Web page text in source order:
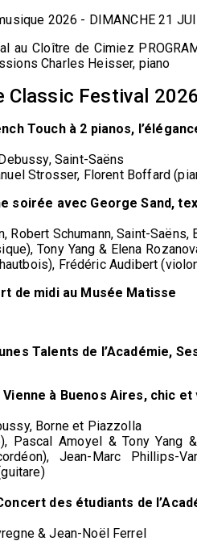
2026 - DIMANCHE 21
au Cloître de Cimiez
Charles Heisser, piano
Classic Festival 2026
Touch à 2 pianos,
Saint-Saëns
Strosser, Florent Boffard
soirée avec George Sand,
Robert Schumann, Saint-Saëns,
Tony Yang & Elena
Frédéric Audibert
de midi au Musée Matisse
Talents de l’Académie,
à Buenos Aires, chic
Borne et Piazzolla
Pascal Amoyel & Tony Yang
Jean-Marc Phillips-
des étudiants de
& Jean-Noël Ferrel